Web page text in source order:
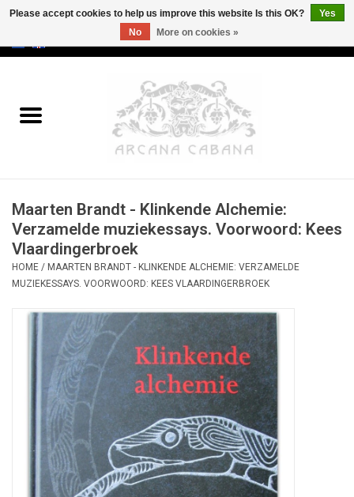
Old & Rare
Erotica
Curio
Maarten Brandt - Klinkende Alchemie:
Verzamelde muziekessays. Voorwoord: Kees
Vlaardingerbroek
HOME / MAARTEN BRANDT - KLINKENDE ALCHEMIE: VERZAMELDE
MUZIEKESSAYS. VOORWOORD: KEES VLAARDINGERBROEK
Please accept cookies to help us improve this website Is this OK?
Yes
No
More on cookies »